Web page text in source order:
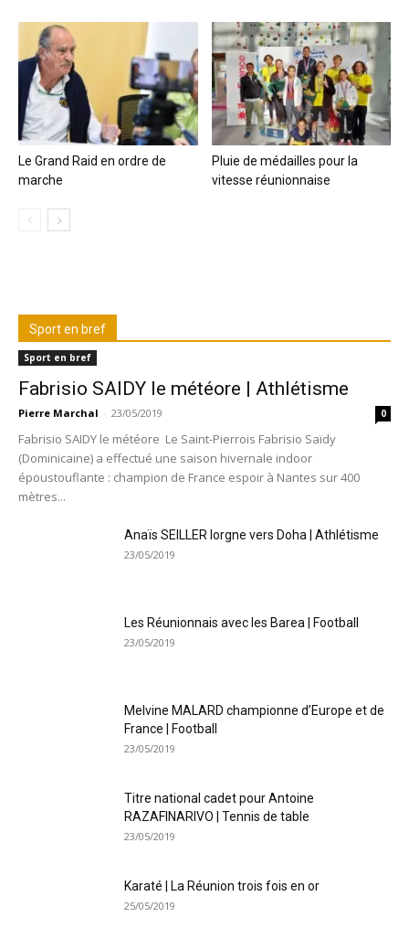
Le Grand Raid en ordre de
marche
Pluie de médailles pour la
vitesse réunionnaise
Sport en bref
Sport en bref
Fabrisio SAIDY le météore | Athlétisme
Pierre Marchal - 23/05/2019 0
Fabrisio SAIDY le météore Le Saint-Pierrois Fabrisio Saïdy
(Dominicaine) a effectué une saison hivernale indoor
époustouflante : champion de France espoir à Nantes sur 400
mètres...
Anaïs SEILLER lorgne vers Doha | Athlétisme
23/05/2019
Les Réunionnais avec les Barea | Football
23/05/2019
Melvine MALARD championne d’Europe et de
France | Football
23/05/2019
Titre national cadet pour Antoine
RAZAFINARIVO | Tennis de table
23/05/2019
Karaté | La Réunion trois fois en or
25/05/2019